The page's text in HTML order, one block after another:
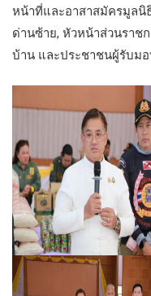
หน้าที่และอาสาสมัครมูลนิ
ด่านซ้าย, หัวหน้าส่วนราช
บ้าน และประชาชนผู้รับมอ